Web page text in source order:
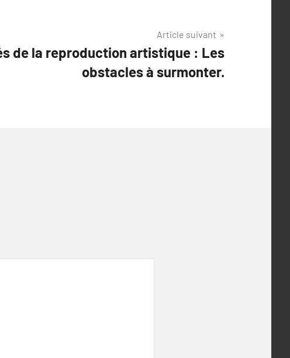
Article suivant
de la reproduction artistique : Les
obstacles à surmonter.